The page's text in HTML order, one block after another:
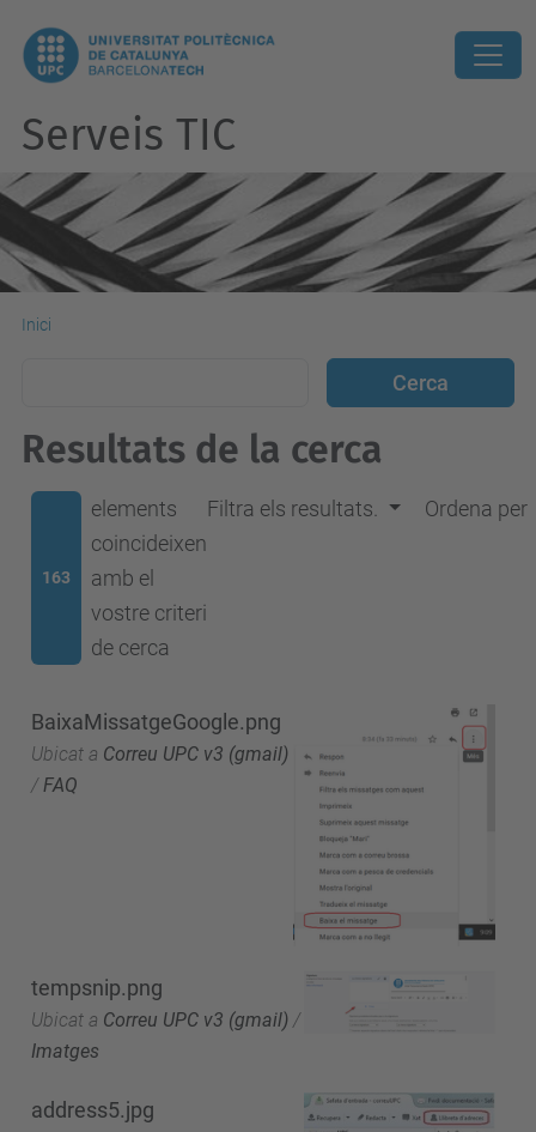
Serveis TIC
Inici
Resultats de la cerca
163
elements
coincideixen
amb el
vostre criteri
de cerca
Filtra els resultats. Ordena per
BaixaMissatgeGoogle.png
Ubicat a Correu UPC v3 (gmail)
/ FAQ
tempsnip.png
Ubicat a Correu UPC v3 (gmail) /
Imatges
address5.jpg